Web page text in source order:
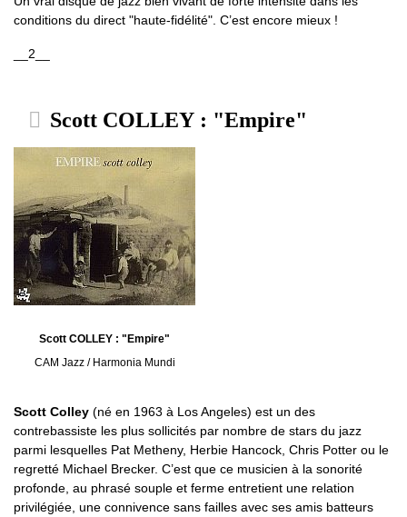
conditions du direct "haute-fidélité". C’est encore mieux !
__2__
Scott COLLEY : "Empire"
Scott COLLEY : "Empire"
CAM Jazz / Harmonia Mundi
Scott Colley (né en 1963 à Los Angeles) est un des
contrebassiste les plus sollicités par nombre de stars du jazz
parmi lesquelles Pat Metheny, Herbie Hancock, Chris Potter ou le
regretté Michael Brecker. C’est que ce musicien à la sonorité
profonde, au phrasé souple et ferme entretient une relation
privilégiée, une connivence sans failles avec ses amis batteurs